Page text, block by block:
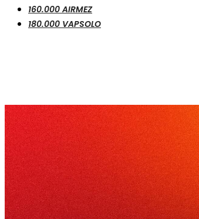
160.000 AIRMEZ
180.000 VAPSOLO